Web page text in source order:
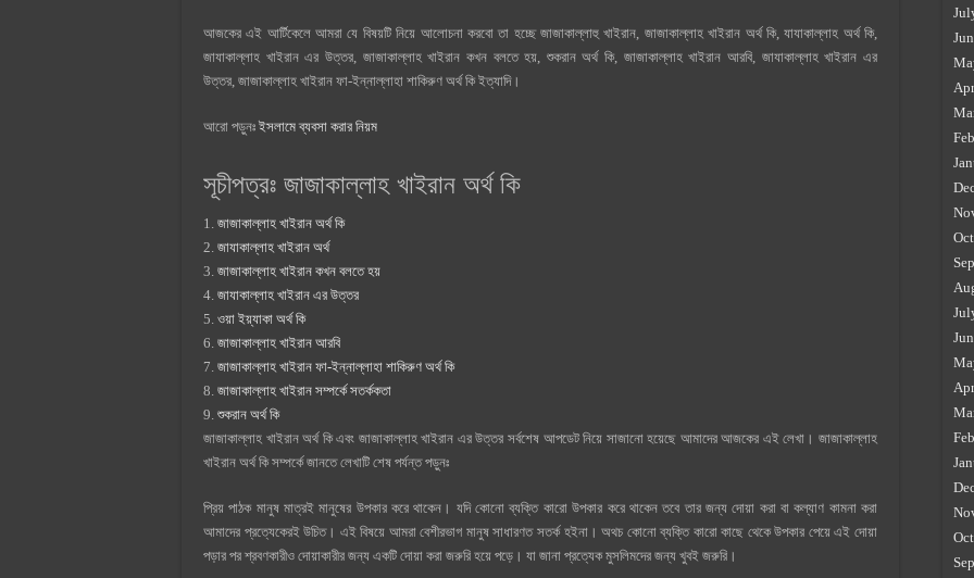
আজকের এই আর্টিকেলে আমরা যে বিষয়টি নিয়ে আলোচনা করবো তা হচ্ছে জাজাকাল্লাহু খাইরান, জাজাকাল্লাহ খাইরান অর্থ কি, যাযাকাল্লাহ অর্থ কি,
জাযাকাল্লাহ খাইরান এর উত্তর, জাজাকাল্লাহ খাইরান কখন বলতে হয়, শুকরান অর্থ কি, জাজাকাল্লাহ খাইরান আরবি, জাযাকাল্লাহ খাইরান এর
উত্তর, জাজাকাল্লাহ খাইরান ফা-ইন্নাল্লাহা শাকিরুণ অর্থ কি ইত্যাদি।
আরো পড়ুনঃ ইসলামে ব্যবসা করার নিয়ম
সূচীপত্রঃ জাজাকাল্লাহ খাইরান অর্থ কি
1. জাজাকাল্লাহ খাইরান অর্থ কি
2. জাযাকাল্লাহ খাইরান অর্থ
3. জাজাকাল্লাহ খাইরান কখন বলতে হয়
4. জাযাকাল্লাহ খাইরান এর উত্তর
5. ওয়া ইয়্যাকা অর্থ কি
6. জাজাকাল্লাহ খাইরান আরবি
7. জাজাকাল্লাহ খাইরান ফা-ইন্নাল্লাহা শাকিরুণ অর্থ কি
8. জাজাকাল্লাহ খাইরান সম্পর্কে সতর্ককতা
9. শুকরান অর্থ কি
জাজাকাল্লাহ খাইরান অর্থ কি এবং জাজাকাল্লাহ খাইরান এর উত্তর সর্বশেষ আপডেট নিয়ে সাজানো হয়েছে আমাদের আজকের এই লেখা। জাজাকাল্লাহ
খাইরান অর্থ কি সম্পর্কে জানতে লেখাটি শেষ পর্যন্ত পড়ুনঃ
প্রিয় পাঠক মানুষ মাত্রই মানুষের উপকার করে থাকেন। যদি কোনো ব্যক্তি কারো উপকার করে থাকেন তবে তার জন্য দোয়া করা বা কল্যাণ কামনা করা
আমাদের প্রত্যেকেরই উচিত। এই বিষয়ে আমরা বেশীরভাগ মানুষ সাধারণত সতর্ক হইনা। অথচ কোনো ব্যক্তি কারো কাছে থেকে উপকার পেয়ে এই দোয়া
পড়ার পর শ্রবণকারীও দোয়াকারীর জন্য একটি দোয়া করা জরুরি হয়ে পড়ে। যা জানা প্রত্যেক মুসলিমদের জন্য খুবই জরুরি।